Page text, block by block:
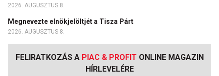
2026. AUGUSZTUS 8.
Megnevezte elnökjelöltjét a Tisza Párt
2026. AUGUSZTUS 8.
FELIRATKOZÁS A PIAC & PROFIT ONLINE MAGAZIN
HÍRLEVELÉRE